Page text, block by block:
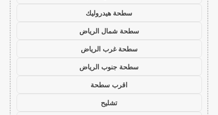
سطحة هيدروليك
سطحة شمال الرياض
سطحة غرب الرياض
سطحة جنوب الرياض
اقرب سطحة
تشليح